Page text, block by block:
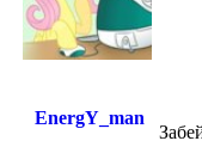
EnergY_man